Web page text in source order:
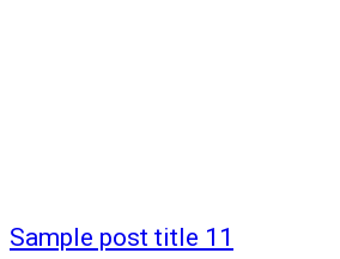
Sample post title 11